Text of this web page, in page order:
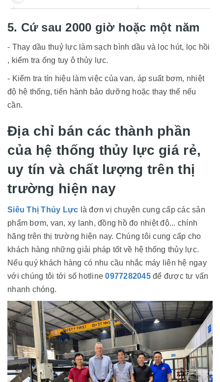
5. Cứ sau 2000 giờ hoặc một năm
- Thay dầu thuỷ lực làm sạch bình dầu và lọc hút, lọc hồi
, kiểm tra ống tuy ô thủy lực.
- Kiểm tra tín hiệu làm việc của van, áp suất bơm, nhiệt
độ hệ thống, tiến hành bảo dưỡng hoặc thay thế nếu
cần.
Địa chỉ bán các thành phần
của hệ thống thủy lực giá rẻ,
uy tín và chất lượng trên thị
trường hiện nay
Siêu Thị Thủy Lực là đơn vị chuyên cung cấp các sản
phẩm bơm, van, xy lanh, đồng hồ đo nhiệt độ... chính
hãng trên thị trường hiện nay. Chúng tôi cung cấp cho
khách hàng những giải pháp tốt về hệ thống thủy lực.
Nếu quý khách hàng có nhu cầu nhắc máy liên hệ ngay
với chúng tôi tới số hotline0977282045 để được tư vấn
nhanh chóng.